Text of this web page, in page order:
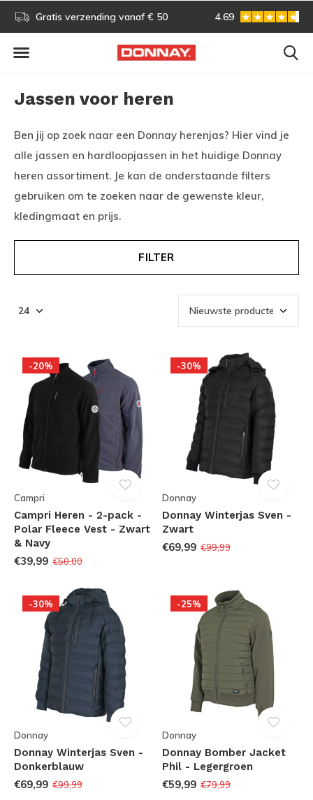
Gratis verzending vanaf € 50 Gratis omruilen
4.69
Jassen voor heren
Ben jij op zoek naar een Donnay herenjas? Hier vind je
alle jassen en hardloopjassen in het huidige Donnay
heren assortiment. Je kan de onderstaande filters
gebruiken om te zoeken naar de gewenste kleur,
kledingmaat en prijs.
FILTER
-20%
Campri
Campri Heren - 2-pack -
Polar Fleece Vest - Zwart
& Navy
€39,99 €50,00
-30%
Donnay
Donnay Winterjas Sven -
Zwart
€69,99 €99,99
-30%
Donnay
Donnay Winterjas Sven -
Donkerblauw
€69,99 €99,99
-25%
Donnay
Donnay Bomber Jacket
Phil - Legergroen
€59,99 €79,99